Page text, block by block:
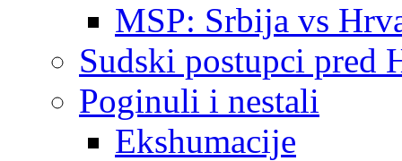
MSP: Srbija vs
Sudski postupci pred
Poginuli i nestali
Ekshumacije